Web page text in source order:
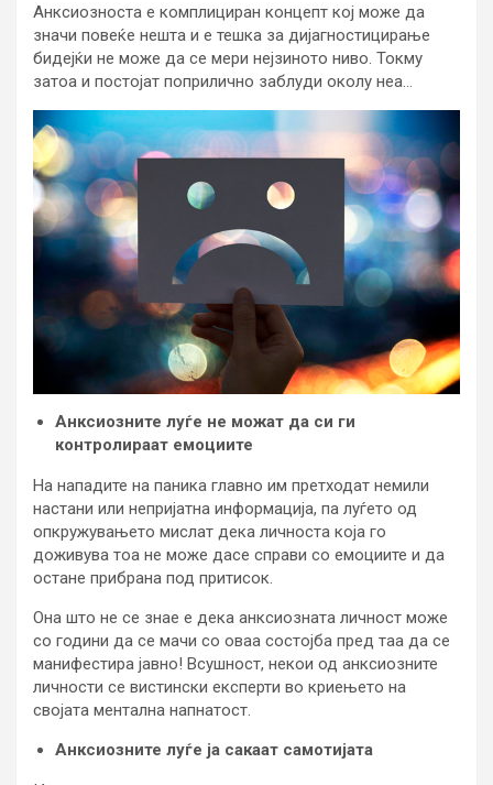
Анксиозноста е комплициран концепт кој може да
значи повеќе нешта и е тешка за дијагностицирање
бидејќи не може да се мери нејзиното ниво. Токму
затоа и постојат поприлично заблуди околу неа…
Анксиозните луѓе не можат да си ги
контролираат емоциите
На нападите на паника главно им претходат немили
настани или непријатна информација, па луѓето од
опкружувањето мислат дека личноста која го
доживува тоа не може дасе справи со емоциите и да
остане прибрана под притисок.
Она што не се знае е дека анксиозната личност може
со години да се мачи со оваа состојба пред таа да се
манифестира јавно! Всушност, некои од анксиозните
личности се вистински експерти во криењето на
својата ментална напнатост.
Анксиозните луѓе ја сакаат самотијата